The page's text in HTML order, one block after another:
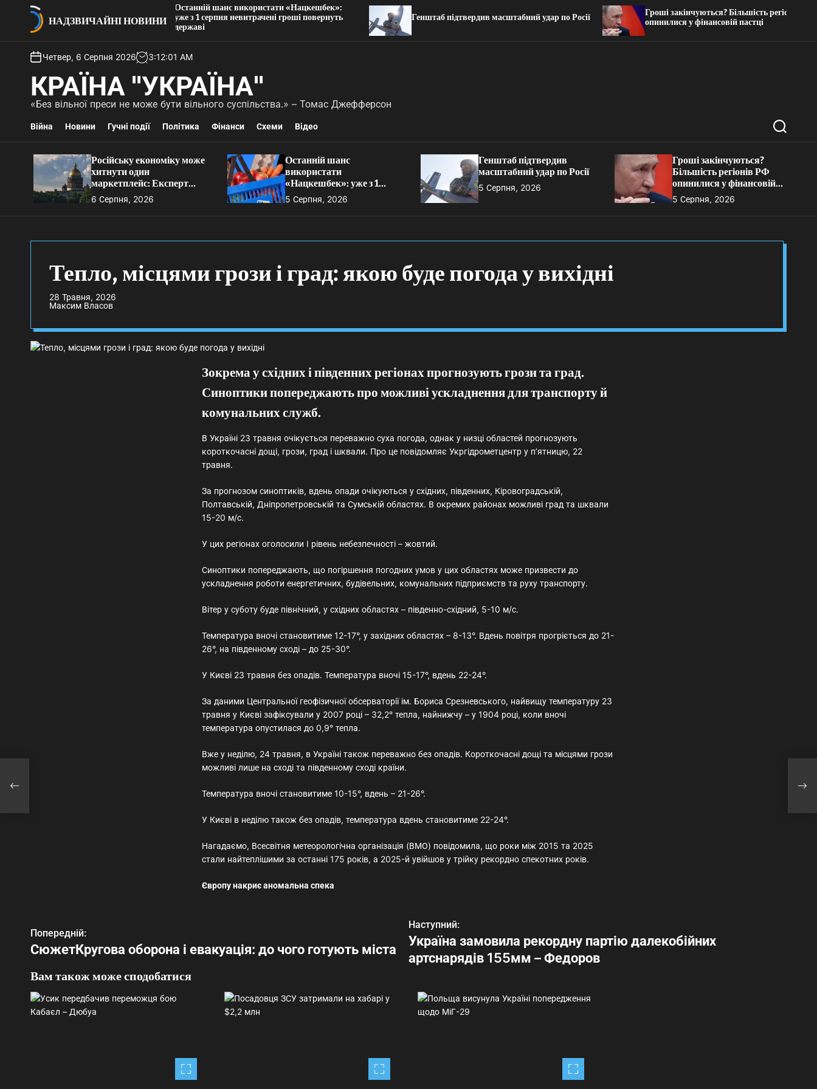
НАДЗВИЧАЙНІ НОВИНИ
хитнути один
розкрив деталі
Останній шанс використати «Нацкешбек»:
уже з 1 серпня невитрачені гроші повернуть
державі
Генштаб підтвердив масштабний удар по Росії
Гроші закінчуються? Більшість регіонів РФ
опинилися у фінансовій пастці
Четвер, 6 Серпня 2026 3:12:02 AM
КРАЇНА "УКРАЇНА"
«Без вільної преси не може бути вільного суспільства.» – Томас Джефферсон
Війна Новини Гучні події Політика Фінанси Схеми Відео
П
Російську економіку може
хитнути один
маркетплейс: Експерт
розкрив деталі
6 Серпня, 2026
Останній шанс
використати
«Нацкешбек»: уже з 1
серпня невитрачені гроші
повернуть державі
5 Серпня, 2026
Генштаб підтвердив
масштабний удар по Росії
5 Серпня, 2026
Гроші закінчуються?
Більшість регіонів РФ
опинилися у фінансовій
пастці
5 Серпня, 2026
Тепло, місцями грози і град: якою буде погода у вихідні
28 Травня, 2026
Максим Власов
Зокрема у східних і південних регіонах прогнозують грози та град.
Синоптики попереджають про можливі ускладнення для транспорту й
комунальних служб.
В Україні 23 травня очікується переважно суха погода, однак у низці областей прогнозують
короткочасні дощі, грози, град і шквали. Про це повідомляє Укргідрометцентр у п’ятницю, 22
травня.
За прогнозом синоптиків, вдень опади очікуються у східних, південних, Кіровоградській,
Полтавській, Дніпропетровській та Сумській областях. В окремих районах можливі град та шквали
15-20 м/с.
У цих регіонах оголосили I рівень небезпечності – жовтий.
Синоптики попереджають, що погіршення погодних умов у цих областях може призвести до
ускладнення роботи енергетичних, будівельних, комунальних підприємств та руху транспорту.
Вітер у суботу буде північний, у східних областях – південно-східний, 5-10 м/с.
Температура вночі становитиме 12-17°, у західних областях – 8-13°. Вдень повітря прогріється до 21-
26°, на південному сході – до 25-30°.
У Києві 23 травня без опадів. Температура вночі 15-17°, вдень 22-24°.
За даними Центральної геофізичної обсерваторії ім. Бориса Срезневського, найвищу температуру 23
травня у Києві зафіксували у 2007 році – 32,2° тепла, найнижчу – у 1904 році, коли вночі
температура опустилася до 0,9° тепла.
Вже у неділю, 24 травня, в Україні також переважно без опадів. Короткочасні дощі та місцями грози
можливі лише на сході та південному сході країни.
Температура вночі становитиме 10-15°, вдень – 21-26°.
У Києві в неділю також без опадів, температура вдень становитиме 22-24°.
Нагадаємо, Всесвітня метеорологічна організація (ВМО) повідомила, що роки між 2015 та 2025
стали найтеплішими за останні 175 років, а 2025-й увійшов у трійку рекордно спекотних років.
Європу накриє аномальна спека
Н
а
в
і
г
Попередній:
СюжетКругова оборона і евакуація: до чого готують міста
Наступний:
Україна замовила рекордну партію далекобійних
артснарядів 155мм – Федоров
Вам також може сподобатися
до